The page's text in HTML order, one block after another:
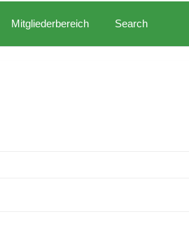
Mitgliederbereich Search